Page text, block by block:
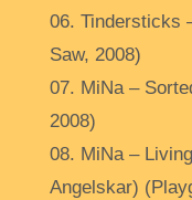
06. Tindersticks
Saw, 2008)
07. MiNa –
2008)
08. MiNa –
Angelskar)